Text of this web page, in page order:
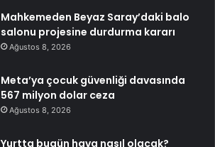
Mahkemeden Beyaz Saray’daki balo
salonu projesine durdurma kararı
Ağustos 8, 2026
Meta’ya çocuk güvenliği davasında
567 milyon dolar ceza
Ağustos 8, 2026
Yurtta bugün hava nasıl olacak?